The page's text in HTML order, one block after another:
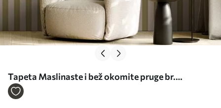
Tapeta Maslinaste i bež okomite pruge br.
a01181v2